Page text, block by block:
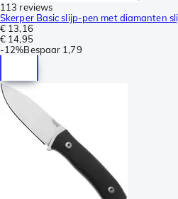
113 reviews
Skerper Basic slijp-pen met diamanten
€ 13,16
€ 14,95
-12%Bespaar 1,79